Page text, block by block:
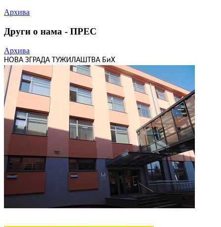
Архива
Други о нама - ПРЕС
Архива
НОВА ЗГРАДА ТУЖИЛАШТВА БиХ